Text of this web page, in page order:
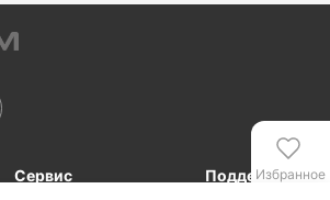
Избранное
Сервис Поддержка